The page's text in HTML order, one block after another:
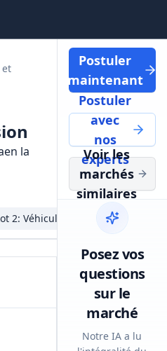
et
la
type Fourgonnette tôlée
2: Véhicule utilitaire 3,5T type
Lot
Postuler
maintenant
Postuler
avec
nos
experts
Voir les
marchés
similaires
Posez vos
questions
sur le
marché
Notre IA a lu